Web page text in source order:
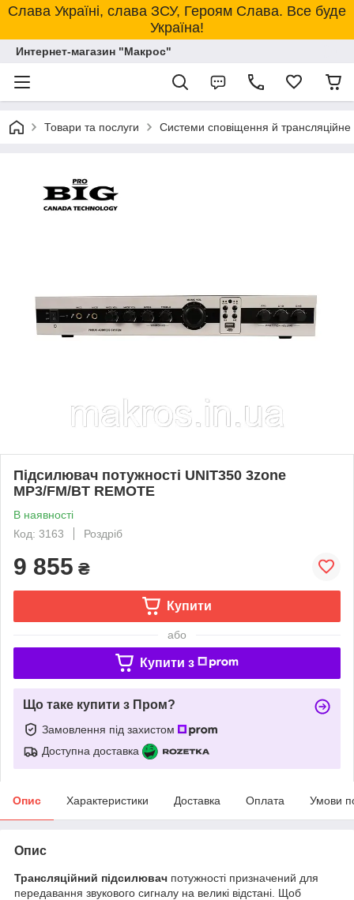
Слава Україні, слава ЗСУ, Героям Слава. Все буде
Україна!
Интернет-магазин "Макрос"
Товари та послуги Системи сповіщення й
Підсилювач потужності UNIT350 3zone
MP3/FM/BT REMOTE
В наявності
Код: 3163
Роздріб
9 855 ₴
Купити
або
Купити з
Що таке купити з Пром?
Замовлення під захистом
Доступна доставка
Опис Характеристики Доставка Оплата Умови
Опис
Трансляційний підсилювач потужності призначений для
передавання звукового сигналу на великі відстані. Щоб